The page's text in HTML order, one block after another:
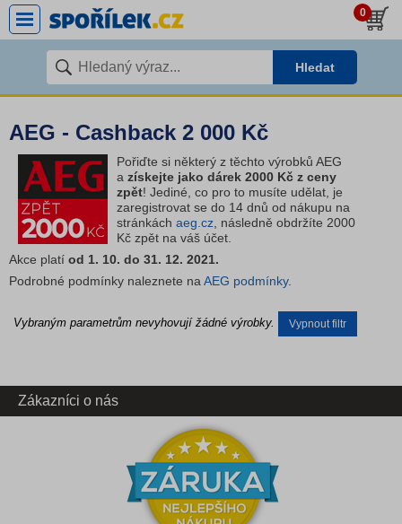
0
Hledat
AEG - Cashback 2 000 Kč
Pořiďte si některý z těchto výrobků AEG
a získejte jako dárek 2000 Kč z ceny
zpět! Jediné, co pro to musíte udělat, je
zaregistrovat se do 14 dnů od nákupu na
stránkách aeg.cz , následně obdržíte 2000
Kč zpět na váš účet.
Akce platí od 1. 10. do 31. 12. 2021.
Podrobné podmínky naleznete na AEG podmínky.
Vybraným parametrům nevyhovují žádné výrobky. Vypnout filtr
Zákazníci o nás